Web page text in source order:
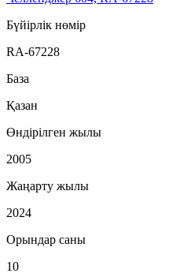
Бүйірлік нөмір
RA-67228
База
Қазан
Өндірілген жылы
2005
Жаңарту жылы
2024
Орындар саны
10